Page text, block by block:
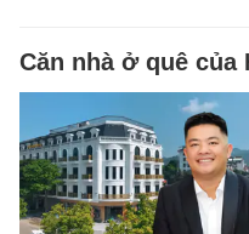
Căn nhà ở quê của